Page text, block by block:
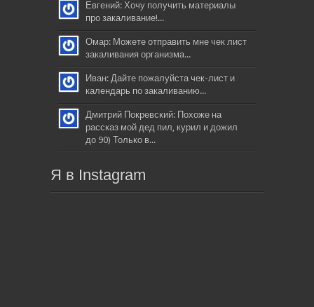
Евгений: Хочу получить материалы
про закаливание!...
Омар: Можете отправить мне чек лист
закаливания организма...
Иван: Дайте пожалуйста чек-лист и
календарь по закаливанию...
Дмитрий Покревский: Похоже на
рассказ мой дед пил, курил и дожил
до 90) Только в...
Я в Instagram